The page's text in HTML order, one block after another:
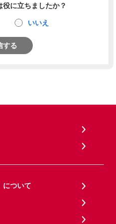
に立ちましたか？
いいえ
する
について